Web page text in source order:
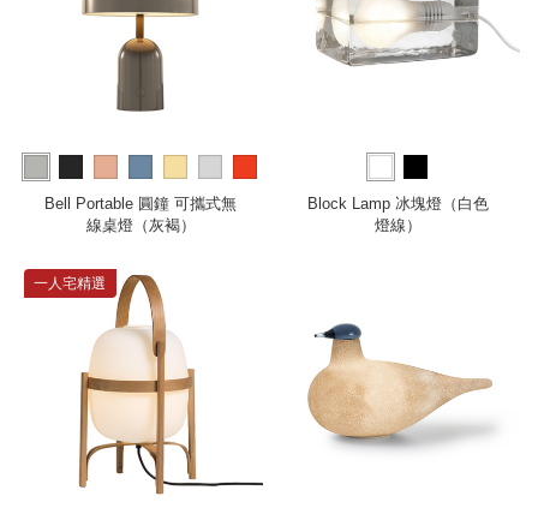
more
Bell Portable 圓鐘 可攜式無
線桌燈（灰褐）
Block Lamp 冰塊燈（白色
燈線）
一人宅精選